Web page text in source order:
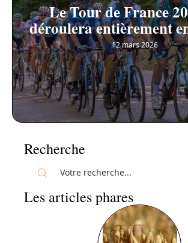
Le Tour de France
déroulera entièrement
12 mars 2026
Recherche
Les articles phares